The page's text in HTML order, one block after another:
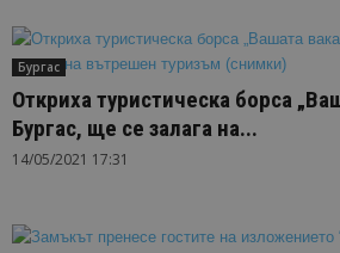
Бургас
Откриха туристическа борса
Бургас, ще се залага на...
14/05/2021 17:31